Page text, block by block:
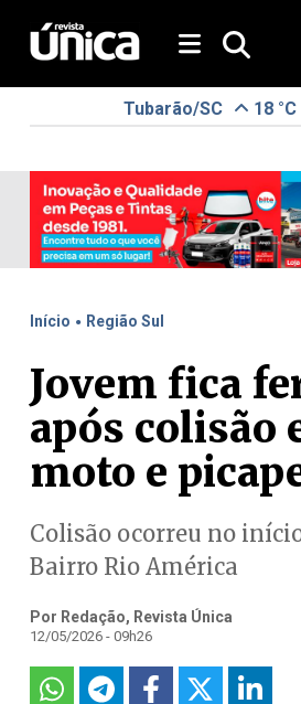
Tubarão/SC 18 °C
Início . Região Sul
Jovem fica
após colisão
moto e
Colisão ocorreu no
Bairro Rio América
Por Redação, Revista Única
12/05/2026 - 09h26